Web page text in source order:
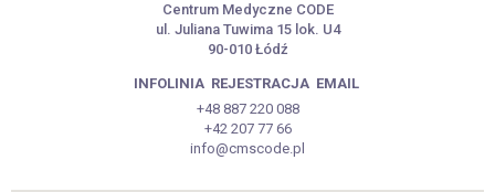
Centrum Medyczne CODE
ul. Juliana Tuwima 15 lok. U4
90-010 Łódź
INFOLINIA REJESTRACJA EMAIL
+48 887 220 088
+42 207 77 66
info@cmscode.pl